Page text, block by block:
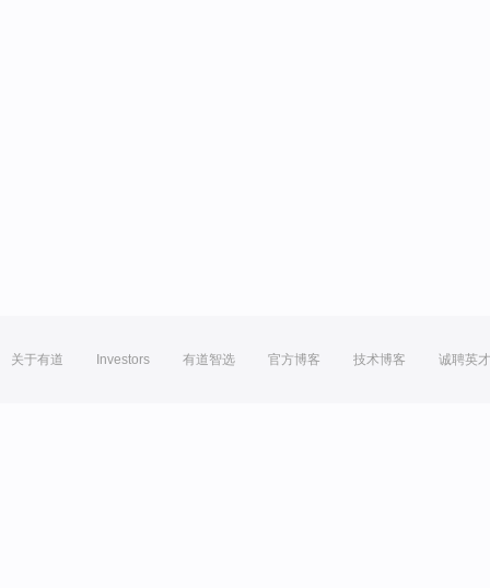
关于有道 Investors 有道智选 官方博客 技术博客 诚聘英才